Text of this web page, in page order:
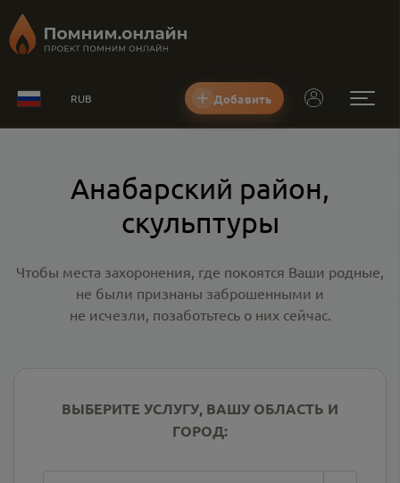
RUB Добавить
Анабарский район,
скульптуры
Чтобы места захоронения, где покоятся Ваши родные,
не были признаны заброшенными и
не исчезли, позаботьтесь о них сейчас.
ВЫБЕРИТЕ УСЛУГУ, ВАШУ ОБЛАСТЬ И
ГОРОД: